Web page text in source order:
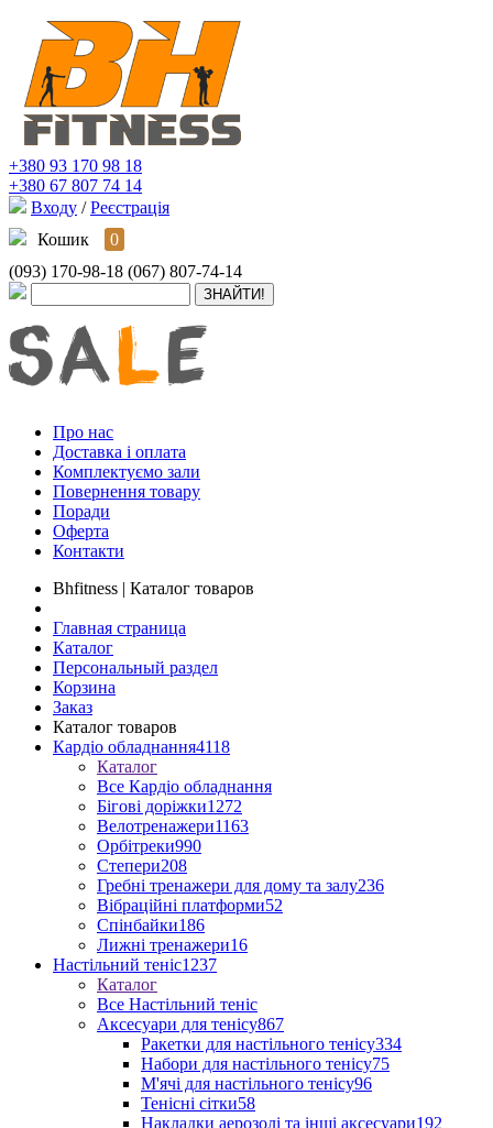
+380 93 170 98 18
+380 67 807 74 14
Входу / Реєстрація
Кошик
0
(093) 170-98-18 (067) 807-74-14
Про нас
Доставка і оплата
Комплектуємо зали
Повернення товару
Поради
Оферта
Контакти
Bhfitness | Каталог товаров
Главная страница
Каталог
Персональный раздел
Корзина
Заказ
Каталог товаров
Кардіо обладнання4118
Каталог
Все Кардіо обладнання
Бігові доріжки1272
Велотренажери1163
Орбітреки990
Степери208
Гребні тренажери для дому та залу236
Вібраційні платформи52
Спінбайки186
Лижні тренажери16
Настільний теніс1237
Каталог
Все Настільний теніс
Аксесуари для тенісу867
Ракетки для настільного тенісу334
Набори для настільного тенісу75
М'ячі для настільного тенісу96
Тенісні сітки58
Накладки аерозолі та інші аксесуари192